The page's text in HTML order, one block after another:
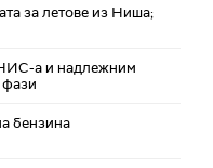
за летове из Ниша;
а и надлежним
фази
бензина